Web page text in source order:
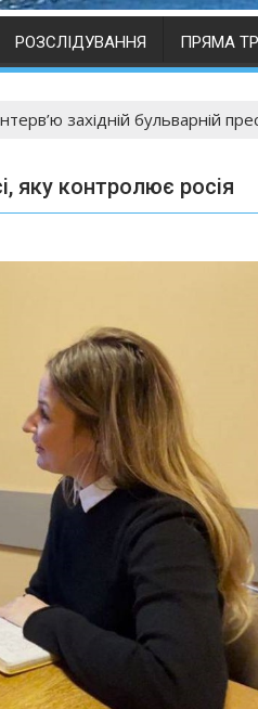
РОЗСЛІДУВАННЯ ПРЯМА
західній бульварній
яку контролює росія